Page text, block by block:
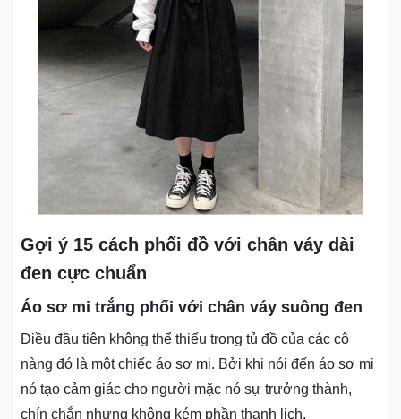
Gợi ý 15 cách phối đồ với chân váy dài
đen cực chuẩn
Áo sơ mi trắng phối với chân váy suông đen
Điều đầu tiên không thể thiếu trong tủ đồ của các cô
nàng đó là một chiếc áo sơ mi. Bởi khi nói đến áo sơ mi
nó tạo cảm giác cho người mặc nó sự trưởng thành,
chín chắn nhưng không kém phần thanh lịch.